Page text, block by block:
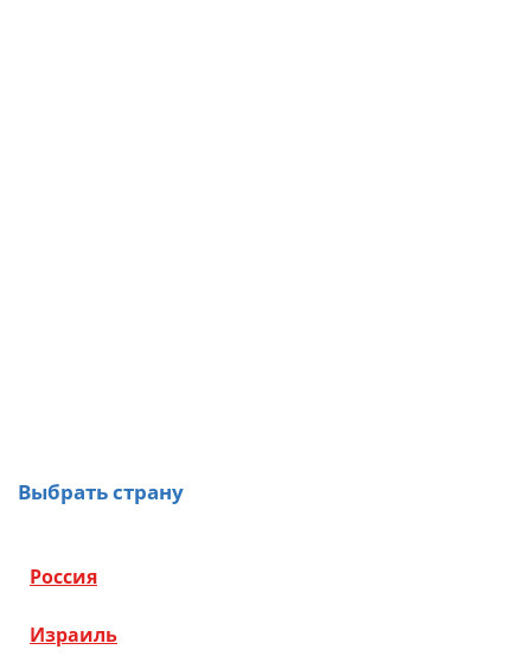
Выбрать страну
Россия
Израиль